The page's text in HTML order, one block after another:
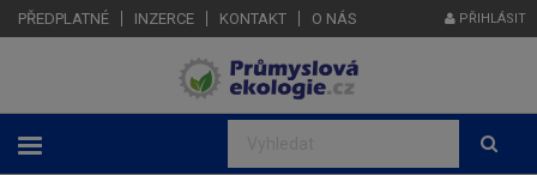
PŘEDPLATNÉ INZERCE KONTAKT O NÁS PŘIHLÁSIT